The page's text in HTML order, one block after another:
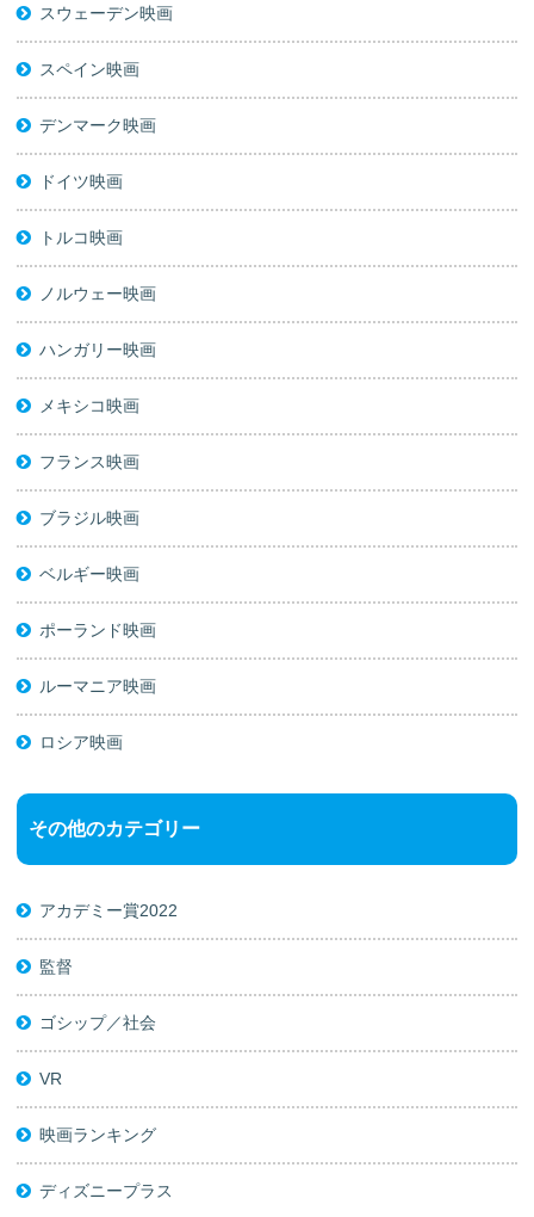
スウェーデン映画
スペイン映画
デンマーク映画
ドイツ映画
トルコ映画
ノルウェー映画
ハンガリー映画
メキシコ映画
フランス映画
ブラジル映画
ベルギー映画
ポーランド映画
ルーマニア映画
ロシア映画
その他のカテゴリー
アカデミー賞2022
監督
ゴシップ／社会
VR
映画ランキング
ディズニープラス